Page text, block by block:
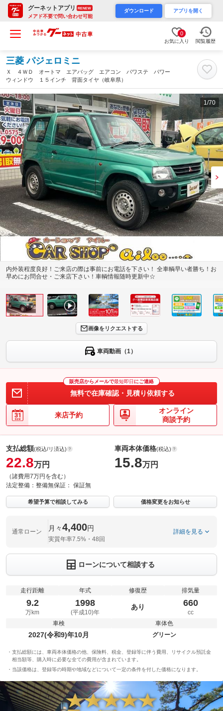
グーネットアプリ RENEW
メアド不要で問い合わせ可能
ダウンロード アプリを開く
0
お気に入り 閲覧履歴
三菱 パジェロミニ
Ｘ ４ＷＤ オートマ エアバッグ エアコン パワステ パワー
ウィンドウ １５インチ 背面タイヤ（岐阜県）
1 /70
内外装程度良好！ご来店の際は事前にお電話を下さい！ 全車輌早い者勝ち！お
早めにお問合せ・ご来店下さい！車輌情報随時更新中☆
画像をリクエストする
車両動画（1）
販売店からメールで最短即日 にご連絡
無料で在庫確認・見積り依頼する
来店予約
オンライン
商談予約
支払総額(税込/リ済込)
22.8万円
（諸費用7万円を含む）
車両本体価格(税込)
15.8万円
法定整備： 整備無保証： 保証無
希望予算で相談してみる 価格変更をお知らせ
通常ローン 月々4,400円
実質年率7.5%・48回
詳細を見る
ローンについて相談する
走行距離
9.2
万km
年式
1998
(平成10)年
修復歴
あり
排気量
660
cc
車検
2027(令和9)年10月
車体色
グリーン
支払総額には、車両本体価格の他、保険料、税金、登録等に伴う費用、リサイクル預託金
相当額等、購入時に必要な全ての費用が含まれています。
当該価格は、登録等の時期や地域などについて一定の条件を付した価格になります。